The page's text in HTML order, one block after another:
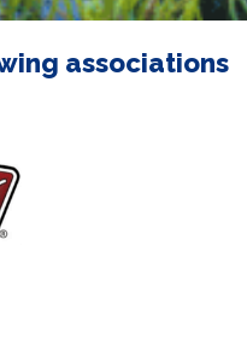
associations